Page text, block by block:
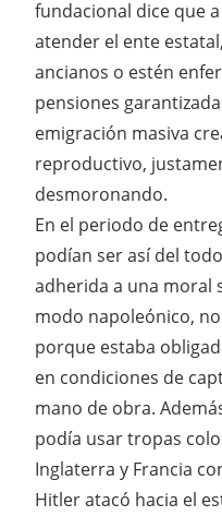
fundacional dice que
atender el ente
ancianos o estén
pensiones
emigración masiva
reproductivo,
desmoronando.
En el periodo de
podían ser así del
adherida a una moral
modo napoleónico,
porque estaba
en condiciones de
mano de obra.
podía usar tropas
Inglaterra y Francia
Hitler atacó hacia el